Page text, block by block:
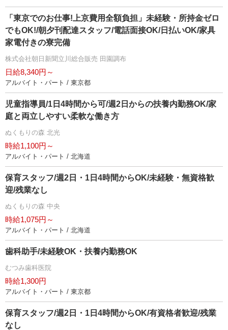
「東京でのお仕事!上京費用全額負担」未経験・所持金ゼロ
でもOK!/朝夕刊配達スタッフ/電話面接OK/日払いOK/家具
家電付きの寮完備
株式会社朝日新聞立川総合販売 田園調布
日給8,340円～
アルバイト・パート / 東京都
児童指導員/1日4時間から可/週2日からの扶養内勤務OK/家
庭と両立しやすい柔軟な働き方
ぬくもりの森 北光
時給1,100円～
アルバイト・パート / 北海道
保育スタッフ/週2日・1日4時間からOK/未経験・無資格歓
迎/残業なし
ぬくもりの森 中央
時給1,075円～
アルバイト・パート / 北海道
歯科助手/未経験OK・扶養内勤務OK
むつみ歯科医院
時給1,300円
アルバイト・パート / 東京都
保育スタッフ/週2日・1日4時間からOK/有資格者歓迎/残業
なし